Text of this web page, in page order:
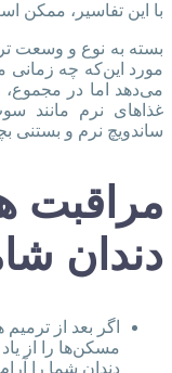
با این تفاسیر، ممکن
بسته به نوع و وسعت
مورد این‌که چه زمانی
می‌دهد اما در مجموع،
غذاهای نرم مانند
ساندویچ نرم و بستنی
مراقبت
دندان
اگر بعد از
مسکن‌ها را از
دندان شما را